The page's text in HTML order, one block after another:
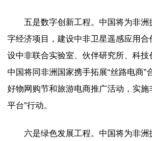
五是数字创新工程。中国将为非洲
字经济项目，建设中非卫星遥感应用合
设中非联合实验室、伙伴研究所、科技
中国将同非洲国家携手拓展“丝路电商”
好物网购节和旅游电商推广活动，实施
平台”行动。
六是绿色发展工程。中国将为非洲